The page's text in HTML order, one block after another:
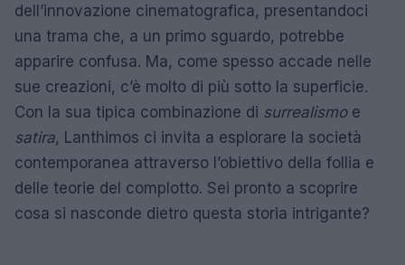
dell’innovazione cinematografica, presentandoci
una trama che, a un primo sguardo, potrebbe
apparire confusa. Ma, come spesso accade nelle
sue creazioni, c’è molto di più sotto la superficie.
Con la sua tipica combinazione di surrealismoe
satira, Lanthimos ci invita a esplorare la società
contemporanea attraverso l’obiettivo della follia e
delle teorie del complotto. Sei pronto a scoprire
cosa si nasconde dietro questa storia intrigante?